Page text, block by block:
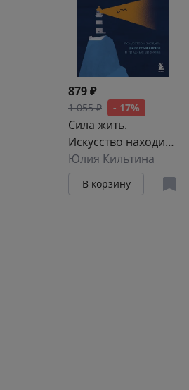
879 ₽
1 055 ₽ - 17%
Сила жить.
Искусство находить
радость и смысл в
трудные времена
Юлия Кильтина
В корзину